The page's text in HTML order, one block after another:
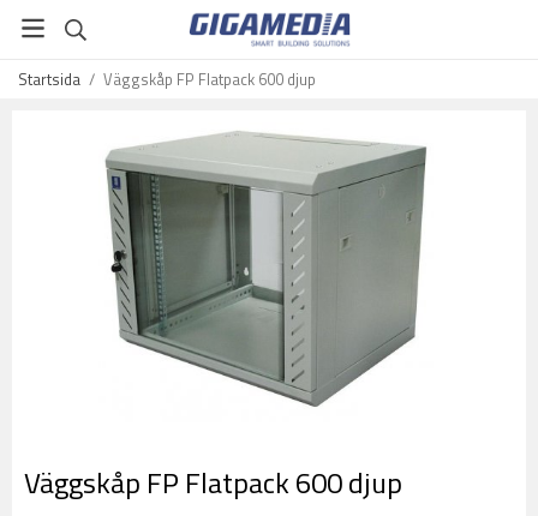
Startsida / Väggskåp FP Flatpack 600 djup
Väggskåp FP Flatpack 600 djup